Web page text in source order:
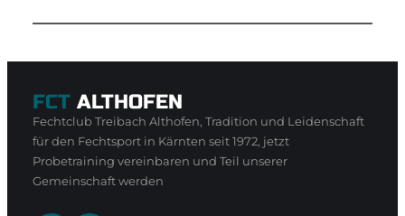
FCT ALTHOFEN
Fechtclub Treibach Althofen, Tradition und Leidenschaft
für den Fechtsport in Kärnten seit 1972, jetzt
Probetraining vereinbaren und Teil unserer
Gemeinschaft werden